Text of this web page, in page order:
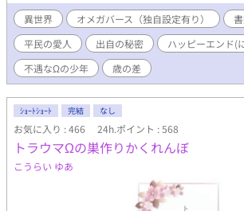
はずの彼を待っていたのは、ランスター侯爵
生活だったー。 本邸ではカイラスの愛人であ
まるで『本当の奥様』であるかのように振る
所を奪っていたのだ。 悪びれた様子もなく、
んだ理由、そして、契約内容を淡々と告げる
み、受け入れる。 穏やかな生活を送るため…
入りに付いてきてくれた、シエルにとっては
る、大切な使用人達のために……。
〜〜〜〜〜〜〜〜〜〜〜〜〜〜〜 ✻初の異世
ース(独自設定有)の設定をお借りしています
は初めは不憫な状況にありますが、彼を助け
れます。シエルは幸せになるハッピーエンド
異世界 オメガバース（独自設定有り）
平民の愛人
出自の秘密
ハッピーエンド(
不遇なΩの少年
歳の差
ｼｮｰﾄｼｮｰﾄ 完結 なし
お気に入り : 466 24h.ポイント : 568
トラウマΩの巣作りかくれんぼ
こうらい ゆあ